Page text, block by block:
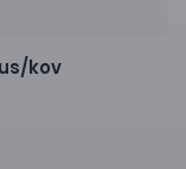
kov